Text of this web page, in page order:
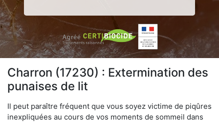
Charron (17230) : Extermination des
punaises de lit
Il peut paraître fréquent que vous soyez victime de piqûres
inexpliquées au cours de vos moments de sommeil dans